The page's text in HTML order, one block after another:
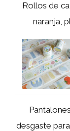
Rollos de
naranja,
desgaste